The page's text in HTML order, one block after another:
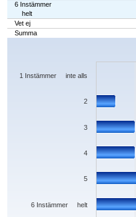
6 Instämmer
helt
Vet ej
Summa
Chart
The chart has 1 X axis displaying
6 Instämmer helt
5
4
3
2
1 Instämmer inte alls